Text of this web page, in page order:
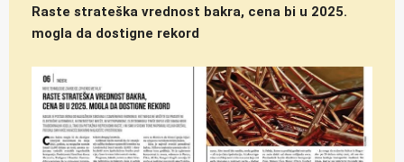
Raste strateška vrednost bakra, cena bi u 2025.
mogla da dostigne rekord